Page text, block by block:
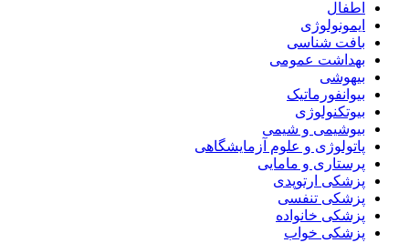
اطفال
ایمونولوژی
بافت شناسی
بهداشت عمومی
بیهوشی
بیوانفورماتیک
بیوتکنولوژی
بیوشیمی و شیمی
پاتولوژی و علوم آزمایشگاهی
پرستاری و مامایی
پزشکی ارتوپدی
پزشکی تنفسی
پزشکی خانواده
پزشکی خواب